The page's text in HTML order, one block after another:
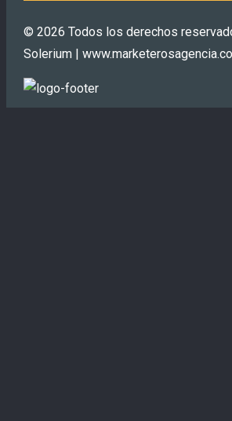
© 2026 Todos los derechos
Solerium |